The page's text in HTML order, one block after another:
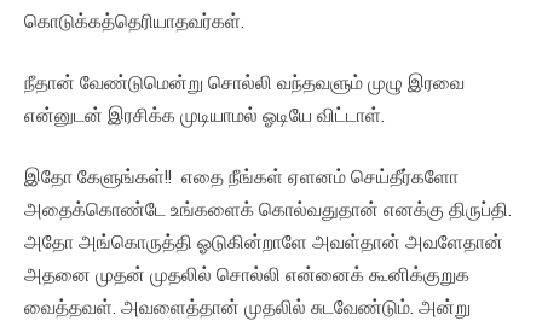
கொடுக்கத்தெரியாதவர்கள்.
நீதான் வேண்டுமென்று சொல்லி வந்தவளும் முழு இரவை
என்னுடன் இரசிக்க முடியாமல் ஓடியே விட்டாள்.
இதோ கேளுங்கள்!! எதை நீங்கள் ஏளனம் செய்தீர்களோ
அதைக்கொண்டே உங்களைக் கொல்வதுதான் எனக்கு திருப்தி.
அதோ அங்கொருத்தி ஓடுகின்றாளே அவள்தான் அவளேதான்
அதனை முதன் முதலில் சொல்லி என்னைக் கூனிக்குறுக
வைத்தவள். அவளைத்தான் முதலில் சுடவேண்டும். அன்று